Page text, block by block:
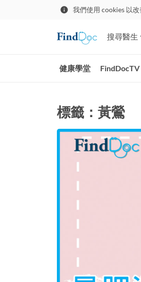
我們使用 cookies 以
搜尋醫生
健康學堂 FindDocTV
標籤：黃鶯